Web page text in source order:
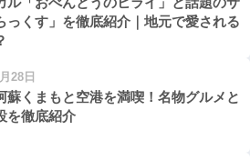
っくす」を徹底紹介｜地元で愛される
28日
蘇くまもと空港を満喫！名物グルメと
を徹底紹介